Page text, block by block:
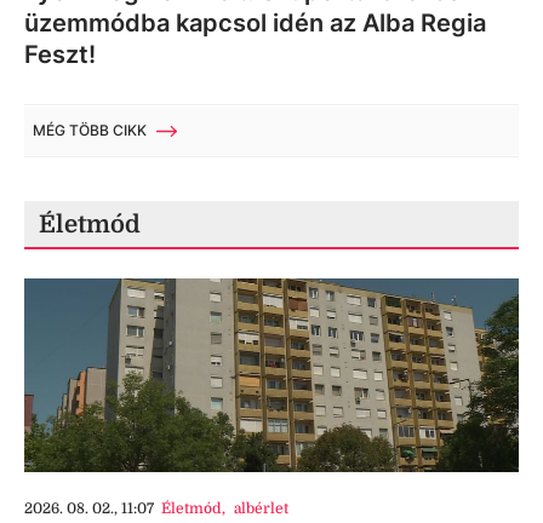
üzemmódba kapcsol idén az Alba Regia
Feszt!
MÉG TÖBB CIKK
Életmód
2026. 08. 02., 11:07 Életmód, albérlet